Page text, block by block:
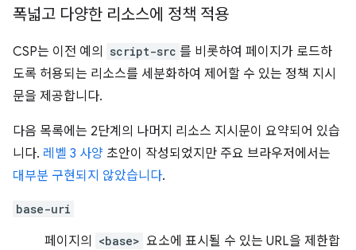
폭넓고 다양한 리소스에 정책 적용
CSP는 이전 예의 script-src 를 비롯하여 페이지가 로드하
도록 허용되는 리소스를 세분화하여 제어할 수 있는 정책 지시
문을 제공합니다.
다음 목록에는 2단계의 나머지 리소스 지시문이 요약되어 있습
니다. 레벨 3 사양 초안이 작성되었지만 주요 브라우저에서는
대부분 구현되지 않았습니다.
base-uri
페이지의 <base> 요소에 표시될 수 있는 URL을 제한합